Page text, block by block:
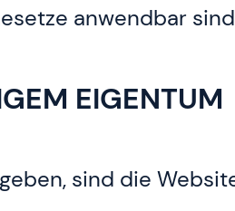
anwendbar
EIGENTUM
sind die